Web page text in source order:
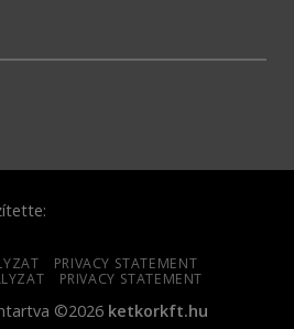
PRIVACY STATEMENT
PRIVACY STATEMENT
©2026 ketkorkft.hu